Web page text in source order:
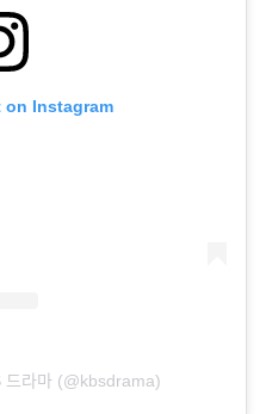
Instagram
(@kbsdrama)